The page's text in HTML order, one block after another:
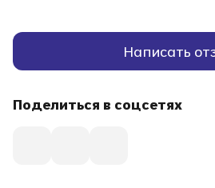
Написать
Поделиться в соцсетях